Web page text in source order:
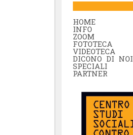
HOME
INFO
ZOOM
FOTOTECA
VIDEOTECA
DICONO DI NOI
SPECIALI
PARTNER